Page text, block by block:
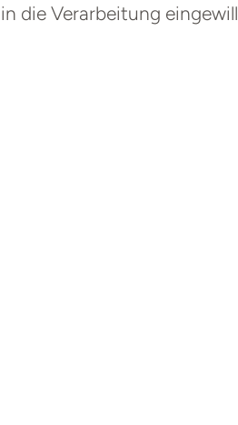
die Verarbeitung